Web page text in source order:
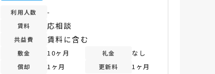
利用人数 -
賃料 応相談
共益費 賃料に含む
敷金 10ヶ月 礼金 なし
償却 1ヶ月 更新料 1ヶ月